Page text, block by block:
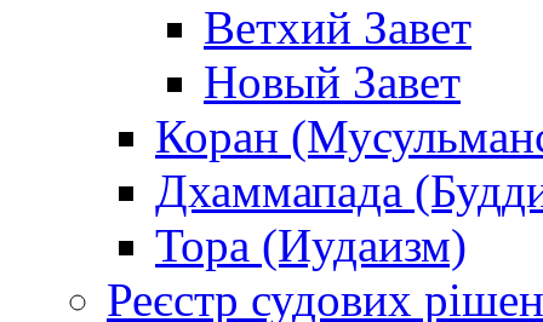
Ветхий Завет
Новый Завет
Коран
Дхаммапада
Тора (Иудаизм)
Реєстр судових